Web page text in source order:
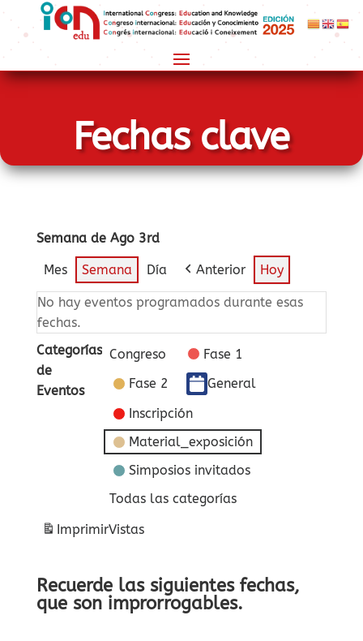
Fechas clave
Semana de Ago 3rd
Mes Semana Día Anterior Hoy
No hay eventos programados durante esas
fechas.
Categorías
de
Eventos
Congreso
Fase 1
Fase 2
General
Inscripción
Material_exposición
Simposios invitados
Todas las categorías
ImprimirVistas
Recuerde las siguientes fechas,
que son improrrogables.